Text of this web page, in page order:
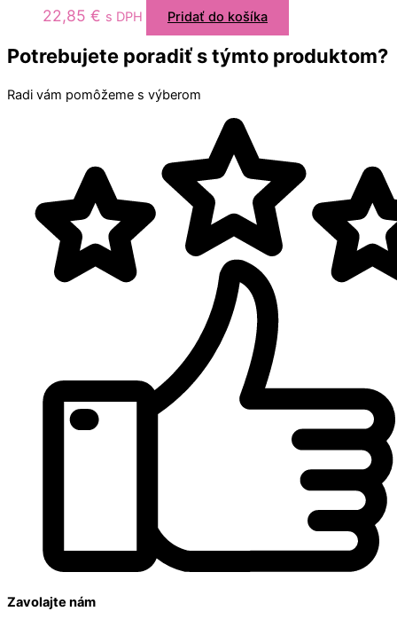
22,85 € s DPH Pridať do košíka
Potrebujete poradiť s týmto produktom?
Radi vám pomôžeme s výberom
Zavolajte nám